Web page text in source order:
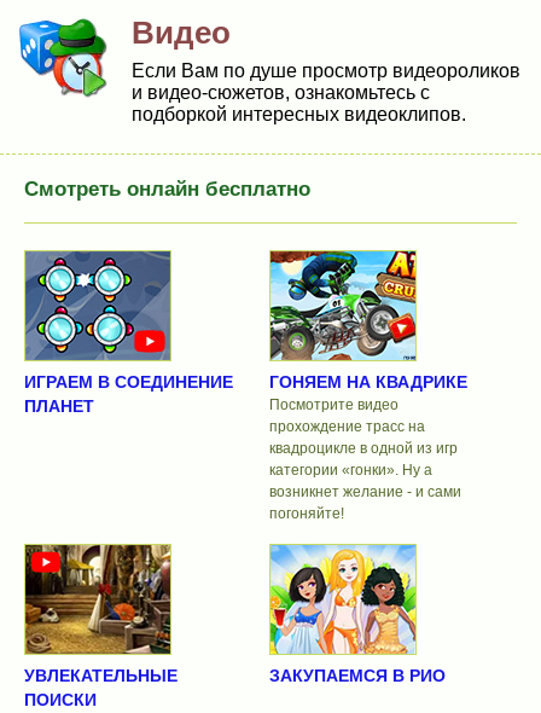
Видео
Если Вам по душе просмотр видеороликов
и видео-сюжетов, ознакомьтесь с
подборкой интересных видеоклипов.
Смотреть онлайн бесплатно
ИГРАЕМ В СОЕДИНЕНИЕ
ПЛАНЕТ
ГОНЯЕМ НА КВАДРИКЕ
Посмотрите видео
прохождение трасс на
квадроцикле в одной из игр
категории «гонки». Ну а
возникнет желание - и сами
погоняйте!
УВЛЕКАТЕЛЬНЫЕ
ПОИСКИ
ЗАКУПАЕМСЯ В РИО